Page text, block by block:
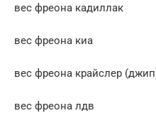
вес фреона кадиллак
вес фреона киа
вес фреона крайслер
вес фреона лдв